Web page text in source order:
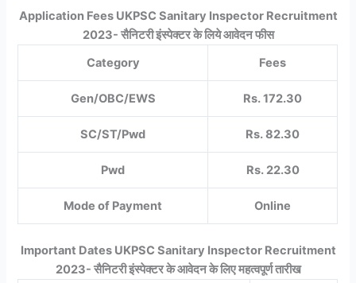
Application Fees UKPSC Sanitary Inspector Recruitment
2023- सैनिटरी इंस्पेक्टर के लिये आवेदन फीस
Category
Fees
Gen/OBC/EWS Rs. 172.30
SC/ST/Pwd Rs. 82.30
Pwd Rs. 22.30
Mode of Payment Online
Important Dates UKPSC Sanitary Inspector Recruitment
2023- सैनिटरी इंस्पेक्टर के आवेदन के लिए महत्वपूर्ण तारीख